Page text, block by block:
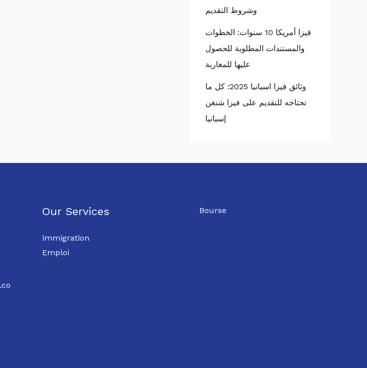
وشروط التقديم
فيزا أمريكا 10 سنوات: الخطوات
والمستندات المطلوبة للحصول
عليها للمغاربة
وثائق فيزا اسبانيا 2025: كل ما
تحتاجه للتقديم على فيزا شنغن
إسبانيا
Our Services
immigration
Emploi
Bourse